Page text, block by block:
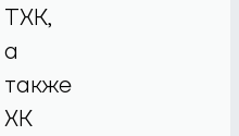
ТХК,
а
также
ХК